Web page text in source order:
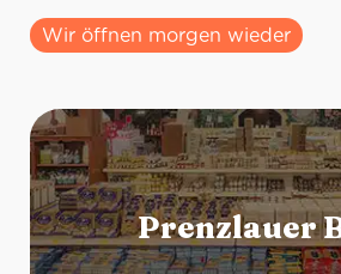
Wir öffnen morgen wieder